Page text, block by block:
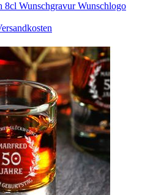
Wunschgravur Wunschlogo